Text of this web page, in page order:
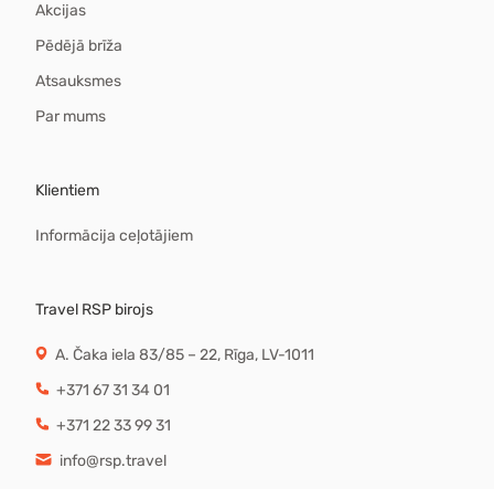
Akcijas
Pēdējā brīža
Atsauksmes
Par mums
Klientiem
Informācija ceļotājiem
Travel RSP birojs
A. Čaka iela 83/85 – 22, Rīga, LV-1011
+371 67 31 34 01
+371 22 33 99 31
info@rsp.travel